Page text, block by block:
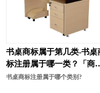
奶茶商标注册
农业商标注册
烹饪商标注册
清洁商标注册
书桌商标属于第几类-书桌
标注册属于哪一类？「商
分类」
书桌商标注册属于哪个类别?